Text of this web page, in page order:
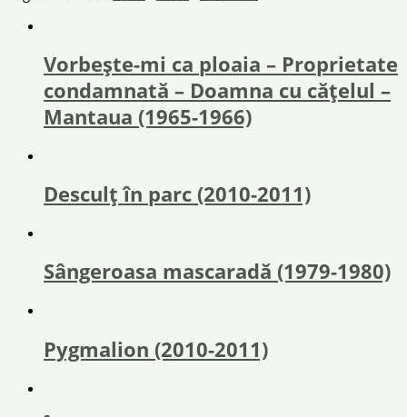
Vorbește-mi ca ploaia – Proprietate
condamnată – Doamna cu cățelul –
Mantaua (1965-1966)
Desculț în parc (2010-2011)
Sângeroasa mascaradă (1979-1980)
Pygmalion (2010-2011)